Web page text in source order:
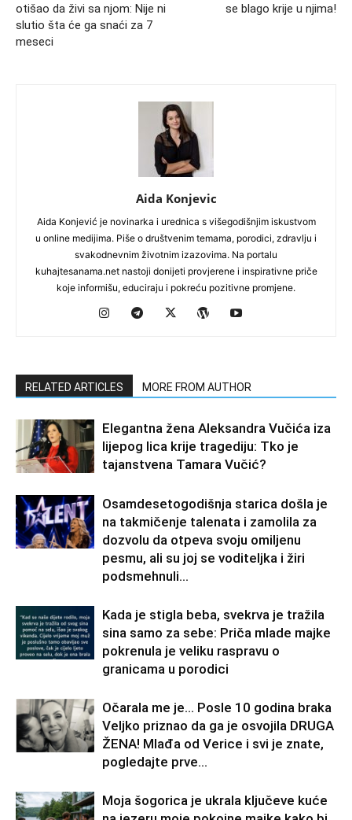
otišao da živi sa njom: Nije ni
slutio šta će ga snaći za 7
meseci
se blago krije u njima!
Aida Konjevic
Aida Konjević je novinarka i urednica s višegodišnjim iskustvom
u online medijima. Piše o društvenim temama, porodici, zdravlju i
svakodnevnim životnim izazovima. Na portalu
kuhajtesanama.net nastoji donijeti provjerene i inspirativne priče
koje informišu, educiraju i pokreću pozitivne promjene.
RELATED ARTICLES MORE FROM AUTHOR
Elegantna žena Aleksandra Vučića iza
lijepog lica krije tragediju: Tko je
tajanstvena Tamara Vučić?
Osamdesetogodišnja starica došla je
na takmičenje talenata i zamolila za
dozvolu da otpeva svoju omiljenu
pesmu, ali su joj se voditeljka i žiri
podsmehnuli...
Kada je stigla beba, svekrva je tražila
sina samo za sebe: Priča mlade majke
pokrenula je veliku raspravu o
granicama u porodici
Očarala me je… Posle 10 godina braka
Veljko priznao da ga je osvojila DRUGA
ŽENA! Mlađa od Verice i svi je znate,
pogledajte prve...
Moja šogorica je ukrala ključeve kuće